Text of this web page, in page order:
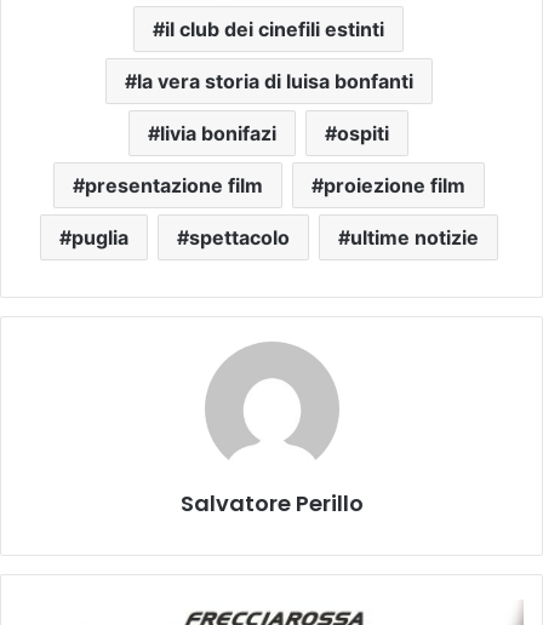
il club dei cinefili estinti
la vera storia di luisa bonfanti
livia bonifazi ospiti
presentazione film proiezione film
puglia spettacolo ultime notizie
Salvatore Perillo